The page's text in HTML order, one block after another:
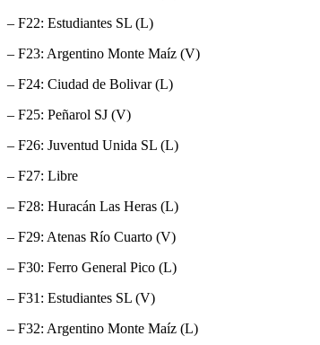
– F22: Estudiantes SL (L)
– F23: Argentino Monte Maíz (V)
– F24: Ciudad de Bolivar (L)
– F25: Peñarol SJ (V)
– F26: Juventud Unida SL (L)
– F27: Libre
– F28: Huracán Las Heras (L)
– F29: Atenas Río Cuarto (V)
– F30: Ferro General Pico (L)
– F31: Estudiantes SL (V)
– F32: Argentino Monte Maíz (L)